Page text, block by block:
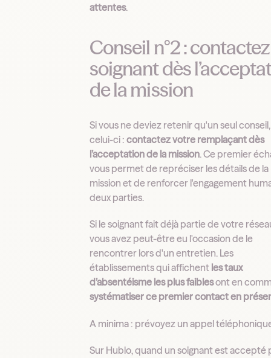
attentes.
Conseil n°2 :
soignant dès
de la mission
Si vous ne deviez retenir qu'un seul
celui-ci :contactez votre remplaçant dès
l’acceptation de la mission. Ce premier
vous permet de repréciser les détails de la
mission et de renforcer l'engagement
deux parties.
Si le soignant fait déjà partie de votre
vous avez peut-être eu l'occasion de le
rencontrer lors d'un entretien. Les
établissements qui affichent les taux
d’absentéisme les plus faiblesont en
systématiser ce premier contact en
A minima : prévoyez un appel
Sur Hublo, quand un soignant est accepté